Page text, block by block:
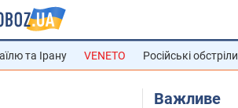
та Ірану VENETO Російські обстріли
Важливе